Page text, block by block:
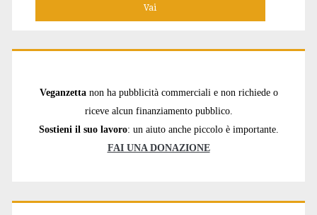
Veganzetta non ha pubblicità commerciali e non richiede o
riceve alcun finanziamento pubblico.
Sostieni il suo lavoro: un aiuto anche piccolo è importante.
FAI UNA DONAZIONE